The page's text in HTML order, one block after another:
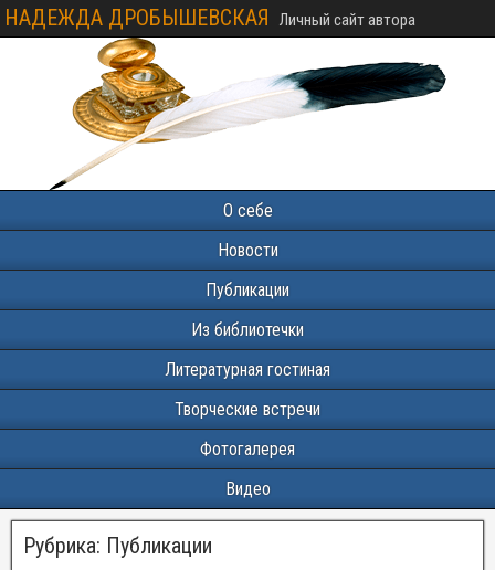
НАДЕЖДА ДРОБЫШЕВСКАЯ Личный сайт автора
О себе
Новости
Публикации
Из библиотечки
Литературная гостиная
Творческие встречи
Фотогалерея
Видео
Рубрика: Публикации